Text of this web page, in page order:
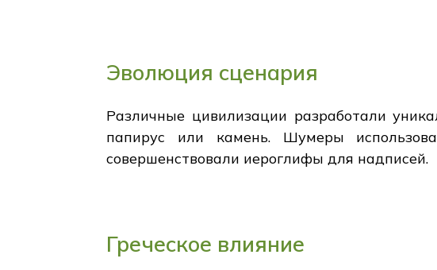
Эволюция сценария
Различные цивилизации разработали
папирус или камень. Шумеры
совершенствовали иероглифы для надписей.
Греческое влияние